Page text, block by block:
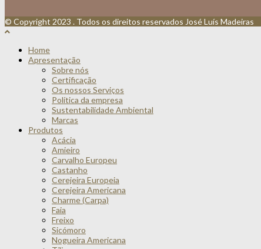
© Copyright 2023 . Todos os direitos reservados José Luís Madeiras
Home
Apresentação
Sobre nós
Certificação
Os nossos Serviços
Política da empresa
Sustentabilidade Ambiental
Marcas
Produtos
Acácia
Amieiro
Carvalho Europeu
Castanho
Cerejeira Europeia
Cerejeira Americana
Charme (Carpa)
Faia
Freixo
Sicómoro
Nogueira Americana